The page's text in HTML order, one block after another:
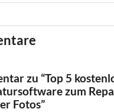
zu “Top 5
zum
Fotos”